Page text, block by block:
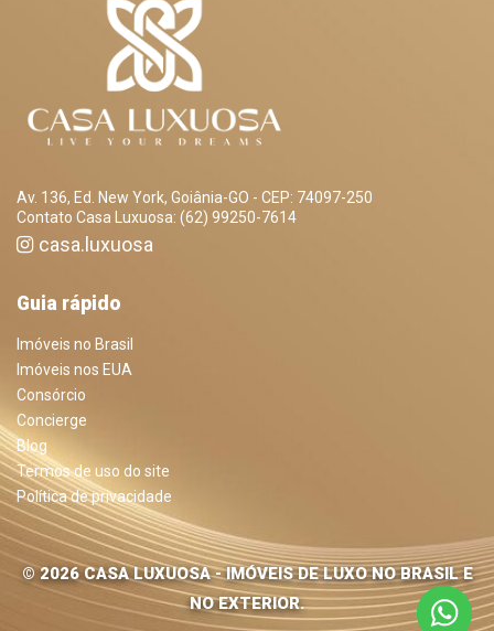
Av. 136, Ed. New York, Goiânia-GO - CEP: 74097-250
Contato Casa Luxuosa: (62) 99250-7614
casa.luxuosa
Guia rápido
Imóveis no Brasil
Imóveis nos EUA
Consórcio
Concierge
Blog
Termos de uso do site
Política de privacidade
© 2026 CASA LUXUOSA - IMÓVEIS DE LUXO NO BRASIL E
NO EXTERIOR.